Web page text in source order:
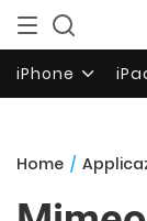
iPhone
Home /